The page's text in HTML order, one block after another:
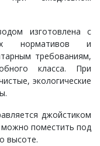
изготовлена с
нормативов и
требованиям,
класса. При
экологические
джойстиком
можно поместить под
высоте.